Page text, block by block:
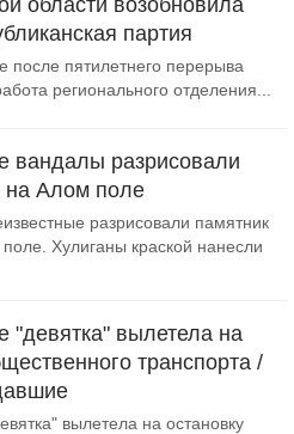
области возобновила
партия
пятилетнего перерыва
регионального отделения...
вандалы разрисовали
на Алом поле
разрисовали памятник
Хулиганы краской нанесли
"девятка" вылетела на
транспорта /
вылетела на остановку